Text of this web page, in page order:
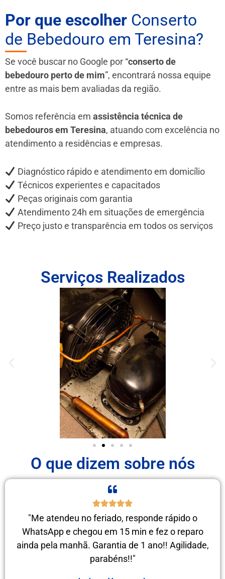
Por que escolher Conserto
de Bebedouro em Teresina?
Se você buscar no Google por “conserto de
bebedouro perto de mim”, encontrará nossa equipe
entre as mais bem avaliadas da região.
Somos referência em assistência técnica de
bebedouros em Teresina, atuando com excelência no
atendimento a residências e empresas.
Diagnóstico rápido e atendimento em domicílio
Técnicos experientes e capacitados
Peças originais com garantia
Atendimento 24h em situações de emergência
Preço justo e transparência em todos os serviços
Serviços Realizados
O que dizem sobre nós
"Me atendeu no feriado, responde rápido o
WhatsApp e chegou em 15 min e fez o reparo
ainda pela manhã. Garantia de 1 ano!! Agilidade,
parabéns!!"